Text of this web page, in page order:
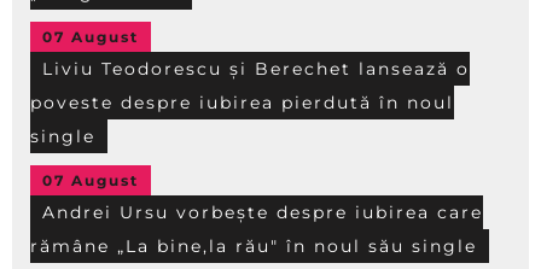
07 August
Liviu Teodorescu și Berechet lansează o
poveste despre iubirea pierdută în noul
single
07 August
Andrei Ursu vorbește despre iubirea care
rămâne „La bine,la rău" în noul său single